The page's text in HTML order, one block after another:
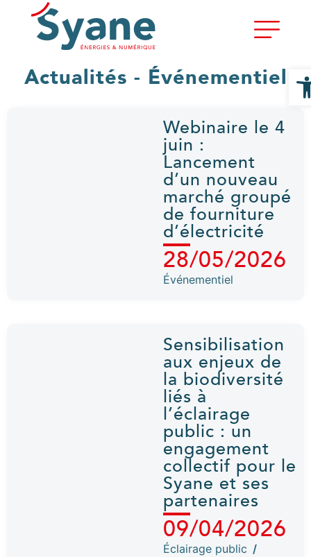
Actualités - Événementiel
Webinaire le 4
juin :
Lancement
d’un nouveau
marché groupé
de fourniture
d’électricité
28/05/2026
Événementiel
Sensibilisation
aux enjeux de
la biodiversité
liés à
l’éclairage
public : un
engagement
collectif pour le
Syane et ses
partenaires
09/04/2026
Éclairage public /